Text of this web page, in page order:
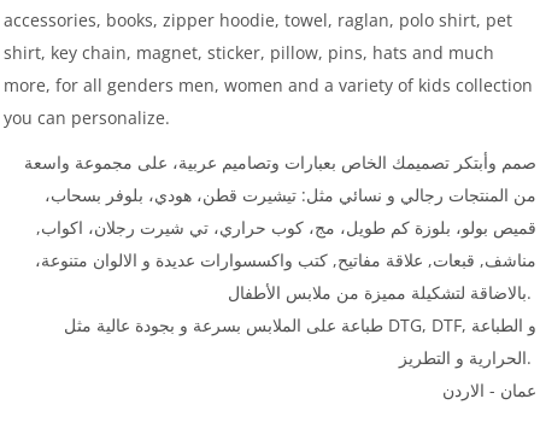
accessories, books, zipper hoodie, towel, raglan, polo shirt, pet
shirt, key chain, magnet, sticker, pillow, pins, hats and much
more, for all genders men, women and a variety of kids collection
you can personalize.
صمم وأبتكر تصميمك الخاص بعبارات وتصاميم عربية، على مجموعة واسعة
من المنتجات رجالي و نسائي مثل: تيشيرت قطن، هودي، بلوفر بسحاب،
قميص بولو، بلوزة كم طويل، مج، كوب حراري، تي شيرت رجلان، اكواب,
مناشف, قبعات, علاقة مفاتيح, كتب واكسسوارات عديدة و الالوان متنوعة،
بالاضاقة لتشكيلة مميزة من ملابس الأطفال.
طباعة على الملابس بسرعة و بجودة عالية مثل DTG, DTF, و الطباعة
الحرارية و التطريز.
عمان - الاردن